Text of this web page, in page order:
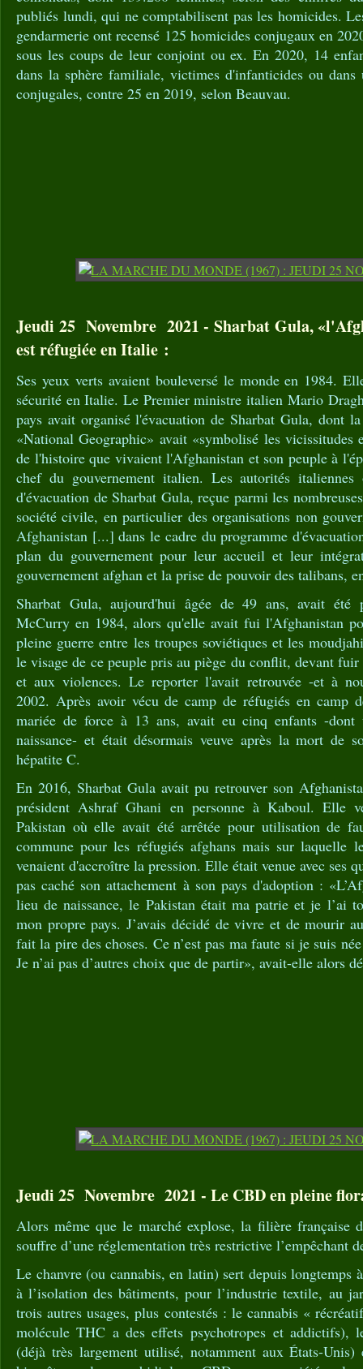
publiés lundi, qui ne comptabilisent pas les homicides.
gendarmerie ont recensé 125 homicides conjugaux en
sous les coups de leur conjoint ou ex. En 2020, 14
dans la sphère familiale, victimes d'infanticides ou dans
conjugales, contre 25 en 2019, selon Beauvau.
Jeudi 25 Novembre 2021 - Sharbat Gula,
est réfugiée en Italie :
Ses yeux verts avaient bouleversé le monde en 1984.
sécurité en Italie. Le Premier ministre italien Mario
pays avait organisé l'évacuation de Sharbat Gula, dont
«National Geographic» avait «symbolisé les
de l'histoire que vivaient l'Afghanistan et son peuple à
chef du gouvernement italien. Les autorités
d'évacuation de Sharbat Gula, reçue parmi les
société civile, en particulier des organisations non
Afghanistan [...] dans le cadre du programme
plan du gouvernement pour leur accueil et leur
gouvernement afghan et la prise de pouvoir des talibans,
Sharbat Gula, aujourd'hui âgée de 49 ans, avait été
McCurry en 1984, alors qu'elle avait fui l'Afghanistan
pleine guerre entre les troupes soviétiques et les
le visage de ce peuple pris au piège du conflit, devant
et aux violences. Le reporter l'avait retrouvée -et à
2002. Après avoir vécu de camp de réfugiés en camp
mariée de force à 13 ans, avait eu cinq enfants -dont
naissance- et était désormais veuve après la mort de
hépatite C.
En 2016, Sharbat Gula avait pu retrouver son
président Ashraf Ghani en personne à Kaboul. Elle
Pakistan où elle avait été arrêtée pour utilisation de
commune pour les réfugiés afghans mais sur laquelle
venaient d'accroître la pression. Elle était venue avec ses
pas caché son attachement à son pays d'adoption :
lieu de naissance, le Pakistan était ma patrie et je l’ai
mon propre pays. J’avais décidé de vivre et de mourir
fait la pire des choses. Ce n’est pas ma faute si je suis
Je n’ai pas d’autres choix que de partir», avait-elle alors
Jeudi 25 Novembre 2021 - Le CBD en pleine
Alors même que le marché explose, la filière française
souffre d’une réglementation très restrictive l’empêchant
Le chanvre (ou cannabis, en latin) sert depuis longtemps
à l’isolation des bâtiments, pour l’industrie textile, au
trois autres usages, plus contestés : le cannabis «
molécule THC a des effets psychotropes et addictifs),
(déjà très largement utilisé, notamment aux États-